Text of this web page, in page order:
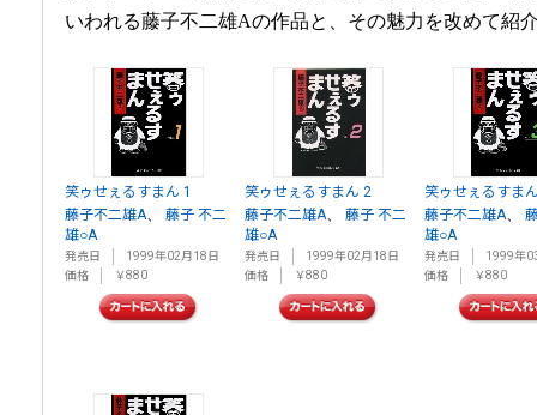
いわれる藤子不二雄Aの作品と、その魅力を改めて紹
笑ゥせぇるすまん 1
藤子不二雄A
藤子 不二
雄○A
発売日
1999年02月18日
価格
￥880
笑ゥせぇるすまん 2
藤子不二雄A
藤子 不二
雄○A
発売日
1999年02月18日
価格
￥880
笑ゥせぇるすま
藤子不二雄A
雄○A
発売日
1999年
価格
￥880